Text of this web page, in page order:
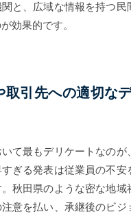
と、広域な情報を持つ民
効果的です。
取引先への適切な
て最もデリケートなのが
ぎる発表は従業員の不安
秋田県のような密な地域
意を払い、承継後のビジ